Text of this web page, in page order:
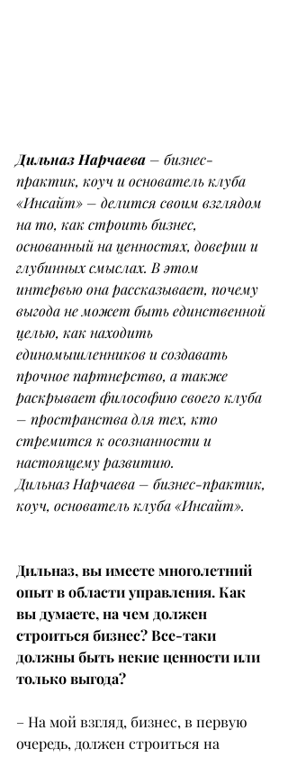
Дильназ Нарчаева – бизнес-
практик, коуч и основатель клуба
«Инсайт» – делится своим взглядом
на то, как строить бизнес,
основанный на ценностях, доверии и
глубинных смыслах. В этом
интервью она рассказывает, почему
выгода не может быть единственной
целью, как находить
единомышленников и создавать
прочное партнерство, а также
раскрывает философию своего клуба
– пространства для тех, кто
стремится к осознанности и
настоящему развитию.
Дильназ Нарчаева – бизнес-практик,
коуч, основатель клуба «Инсайт».
Дильназ, вы имеете многолетний
опыт в области управления. Как
вы думаете, на чем должен
строиться бизнес? Все-таки
должны быть некие ценности или
только выгода?
– На мой взгляд, бизнес, в первую
очередь, должен строиться на